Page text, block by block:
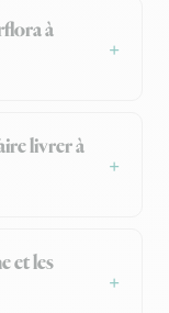
à
livrer à
et les